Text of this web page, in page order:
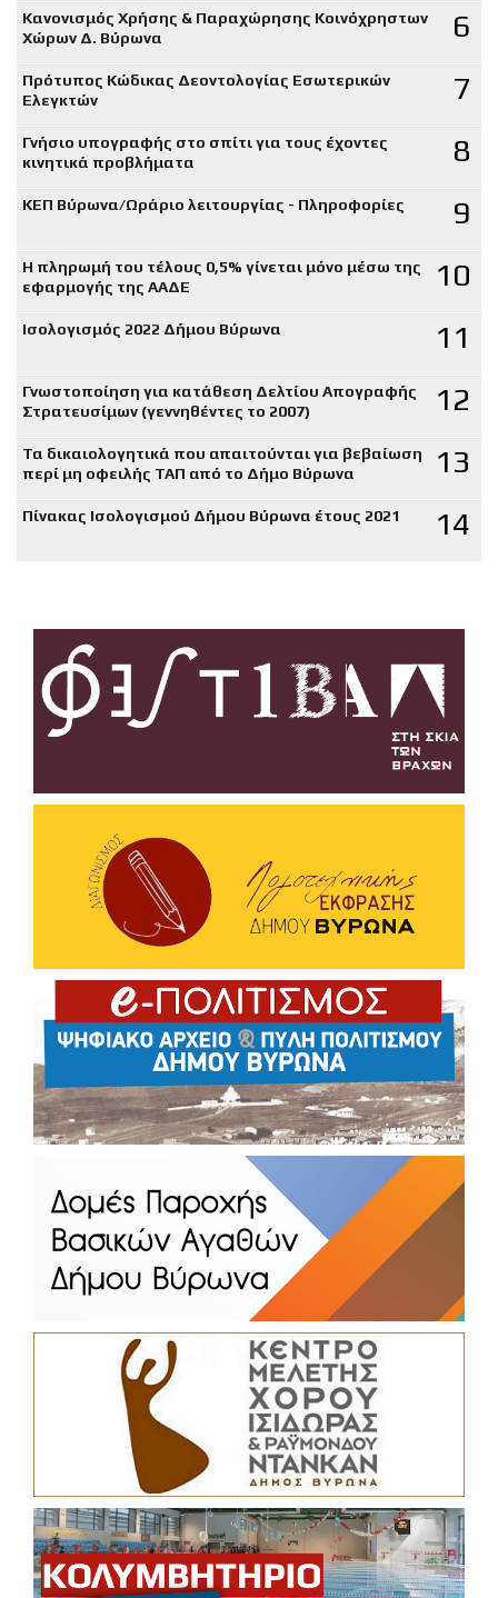
Κανονισμός Χρήσης & Παραχώρησης Κοινόχρηστων
Χώρων Δ. Βύρωνα
6
Πρότυπος Κώδικας Δεοντολογίας Εσωτερικών
Ελεγκτών
7
Γνήσιο υπογραφής στο σπίτι για τους έχοντες
κινητικά προβλήματα
8
ΚΕΠ Βύρωνα/Ωράριο λειτουργίας - Πληροφορίες 9
Η πληρωμή του τέλους 0,5% γίνεται μόνο μέσω της
εφαρμογής της ΑΑΔΕ
10
Ισολογισμός 2022 Δήμου Βύρωνα 11
Γνωστοποίηση για κατάθεση Δελτίου Απογραφής
Στρατευσίμων (γεννηθέντες το 2007)
12
Τα δικαιολογητικά που απαιτούνται για βεβαίωση
περί μη οφειλής ΤΑΠ από το Δήμο Βύρωνα
13
Πίνακας Ισολογισμού Δήμου Βύρωνα έτους 2021 14